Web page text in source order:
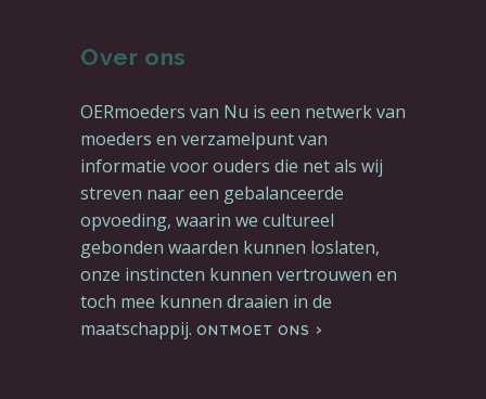
Over ons
OERmoeders van Nu is een netwerk van
moeders en verzamelpunt van
informatie voor ouders die net als wij
streven naar een gebalanceerde
opvoeding, waarin we cultureel
gebonden waarden kunnen loslaten,
onze instincten kunnen vertrouwen en
toch mee kunnen draaien in de
maatschappij. ONTMOET ONS